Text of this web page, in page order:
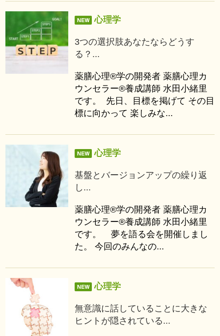
心理学
3つの選択肢あなたならどうす
る？...
薬膳心理®学の開発者 薬膳心理カ
ウンセラー®養成講師 水田小緒里
です。 先日、目標を掲げて その目
標に向かって 楽しみな...
心理学
基盤とバージョンアップの繰り返
し...
薬膳心理®学の開発者 薬膳心理カ
ウンセラー®養成講師 水田小緒里
です。 夢を語る会を開催しまし
た。 今回のみんなの...
心理学
無意識に話していることに大きな
ヒントが隠されている...